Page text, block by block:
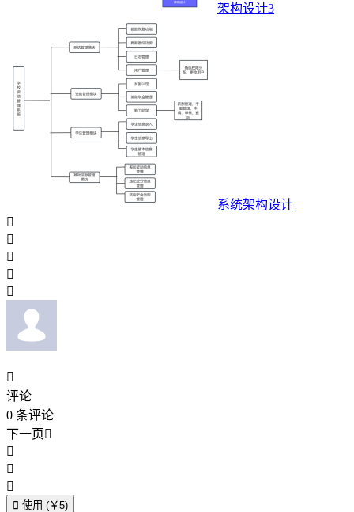
架构设计3
系统架构设计






评论
0 条评论
下一页



 使用 (￥5)